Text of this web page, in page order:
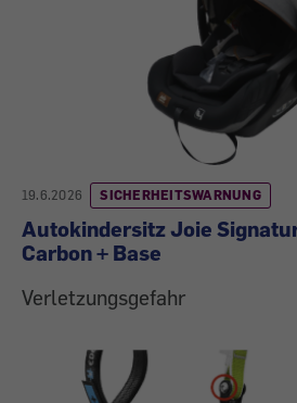
19.6.2026 SICHERHEITSWARNUNG
Autokindersitz Joie
Carbon + Base
Verletzungsgefahr